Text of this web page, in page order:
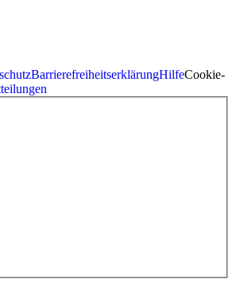
BarrierefreiheitserklärungHilfeCookie-